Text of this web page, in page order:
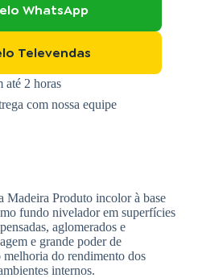
WhatsApp
Televendas
até 2 horas
com nossa equipe
Madeira Produto incolor à base
fundo nivelador em superfícies
aglomerados e
e grande poder de
do rendimento dos
internos.